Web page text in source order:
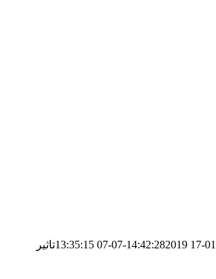
2019-07-07 13:35:15
تاثیر